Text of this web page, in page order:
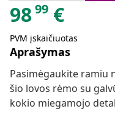
9899 €
PVM įskaičiuotas
Aprašymas
Pasimėgaukite ramiu
šio lovos rėmo su
kokio miegamojo